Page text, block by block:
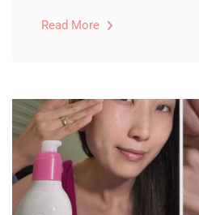
Read More